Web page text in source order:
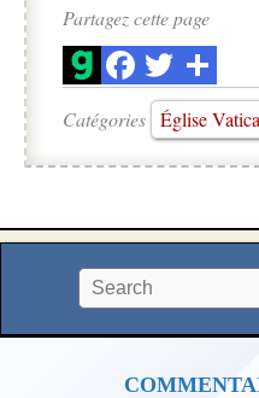
Partagez cette page
Catégories Église